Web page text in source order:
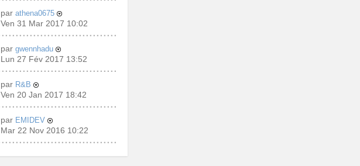
par athena0675
Ven 31 Mar 2017 10:02
par gwennhadu
Lun 27 Fév 2017 13:52
par R&B
Ven 20 Jan 2017 18:42
par EMIDEV
Mar 22 Nov 2016 10:22